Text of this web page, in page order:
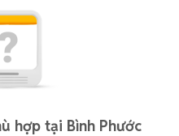
hợp tại Bình Phước